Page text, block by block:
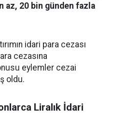
az, 20 bin günden fazla
idari para cezası
cezasına
eylemler cezai
oldu.
Liralık İdari